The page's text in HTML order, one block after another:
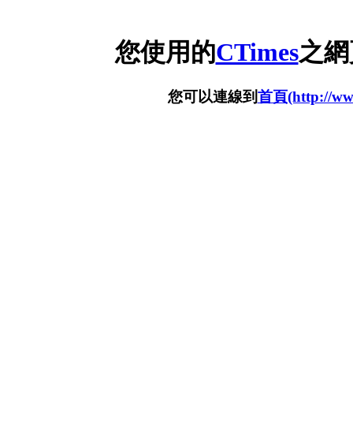
您使用的CTimes之
您可以連線到首頁(http://